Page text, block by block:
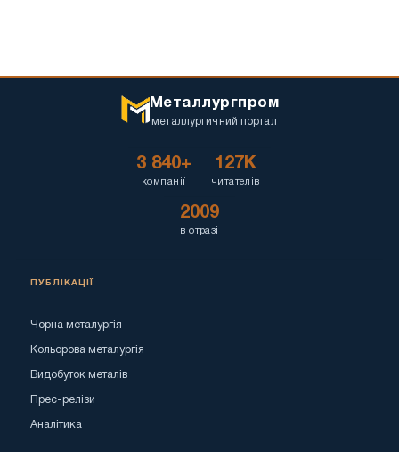
Металлургпром
металлургичний портал
3 840+
компанії
127K
читателів
2009
в отразі
ПУБЛІКАЦІЇ
Чорна металургія
Кольорова металургія
Видобуток металів
Прес-релізи
Аналітика